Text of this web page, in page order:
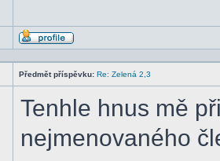
Profil
Předmět příspěvku: Re: Zelená 2,3
Tenhle hnus mě
nejmenovaného